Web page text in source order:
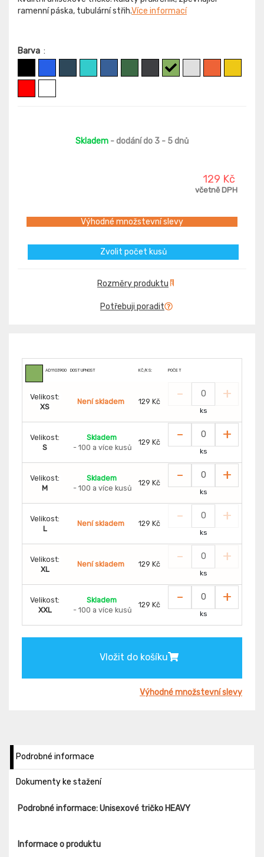
ramenní páska, tubulární střih.Více informací
Barva :
Skladem - dodání do 3 - 5 dnů
129 Kč
včetně DPH
Výhodné množstevní slevy
Zvolit počet kusů
Rozměry produktu
Potřebuji poradit
AD1103900 DOSTUPNOST KČ/KS: POČET
Velikost:
XS
Není skladem 129 Kč - +
ks
Velikost:
S
Skladem
- 100 a více kusů
129 Kč - +
ks
Velikost:
M
Skladem
- 100 a více kusů
129 Kč - +
ks
Velikost:
L
Není skladem 129 Kč - +
ks
Velikost:
XL
Není skladem 129 Kč - +
ks
Velikost:
XXL
Skladem
- 100 a více kusů
129 Kč - +
ks
Vložit do košíku
Výhodné množstevní slevy
Podrobné informace
Dokumenty ke stažení
Podrobné informace: Unisexové tričko HEAVY
Informace o produktu